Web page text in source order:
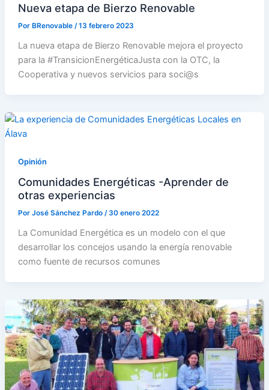
Nueva etapa de Bierzo Renovable
Por BRenovable /13 febrero 2023
La nueva etapa de Bierzo Renovable mejora el proyecto
para la #TransicionEnergéticaJusta con la OTC, la
Cooperativa y nuevos servicios para soci@s
Opinión
Comunidades Energéticas -Aprender de
otras experiencias
Por José Sánchez Pardo /30 enero 2022
La Comunidad Energética es un modelo con el que
desarrollar los concejos usando la energía renovable
como fuente de recursos comunes